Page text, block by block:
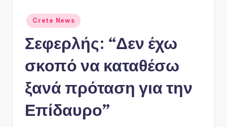
P
Αναρτήθηκε
σε
Crete News
Σεφερλής: “Δεν έχω
σκοπό να καταθέσω
ξανά πρόταση για την
Επίδαυρο”